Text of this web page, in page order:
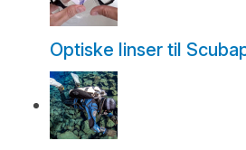
Optiske linser til